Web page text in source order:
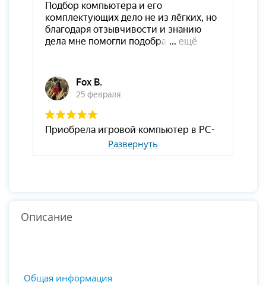
Развернуть
Описание
Общая информация